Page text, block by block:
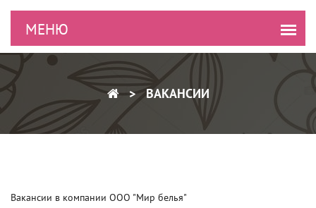
ВАКАНСИИ
Вакансии в компании ООО "Мир белья"